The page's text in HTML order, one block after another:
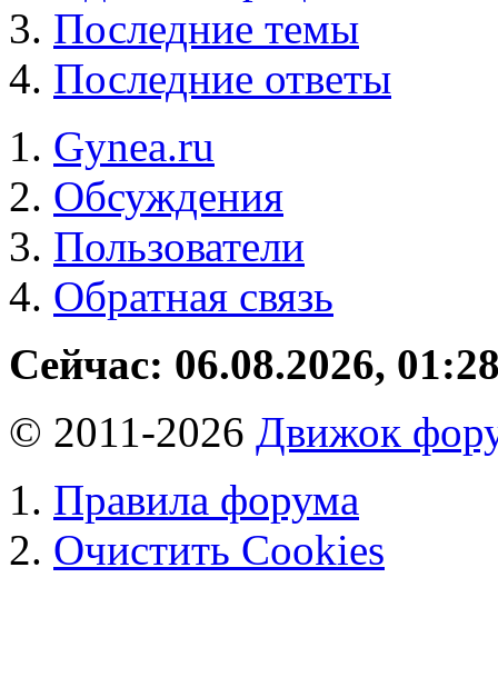
Последние темы
Последние ответы
Gynea.ru
Обсуждения
Пользователи
Обратная связь
Сейчас: 06.08.2026,
© 2011-2026 Движок
Правила форума
Очистить Cookies